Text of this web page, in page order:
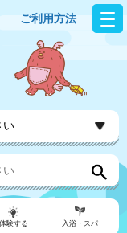
ご利用方法
い
体験する 入浴・スパ